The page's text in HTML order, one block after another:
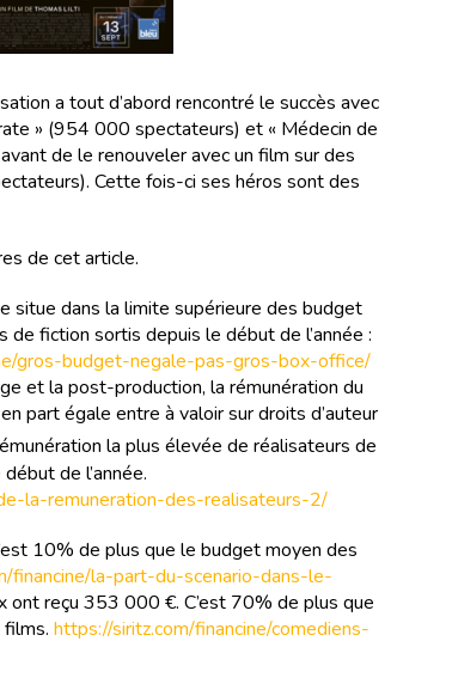
a tout d’abord rencontré le succès avec
» (954 000 spectateurs) et « Médecin de
de le renouveler avec un film sur des
Cette fois-ci ses héros sont des
de cet article.
situe dans la limite supérieure des budget
fiction sortis depuis le début de l’année :
gros-budget-negale-pas-gros-box-office/
et la post-production, la rémunération du
part égale entre à valoir sur droits d’auteur
la plus élevée de réalisateurs de
de l’année.
la-remuneration-des-realisateurs-2/
10% de plus que le budget moyen des
financine/la-part-du-scenario-dans-le-
ont reçu 353 000 €. C’est 70% de plus que
films. https://siritz.com/financine/comediens-